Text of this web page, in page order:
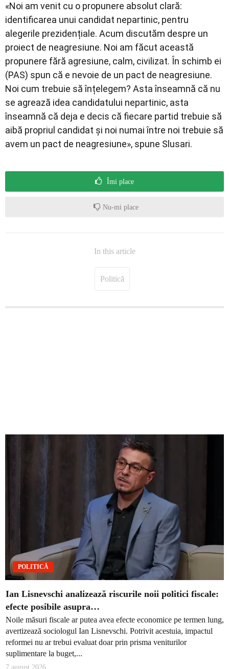
«Noi am venit cu o propunere absolut clară:
identificarea unui candidat nepartinic, pentru
alegerile prezidențiale. Acum discutăm despre un
proiect de neagresiune. Noi am făcut această
propunere fără agresiune, calm, civilizat. În schimb ei
(PAS) spun că e nevoie de un pact de neagresiune.
Noi cum trebuie să înțelegem? Asta înseamnă că nu
se agrează idea candidatului nepartinic, asta
înseamnă că deja e decis că fiecare partid trebuie să
aibă propriul candidat și noi numai între noi trebuie să
avem un pact de neagresiune», spune Slusari.
Îmi place
Nu-mi place
In this article
Politică
POLITICĂ
Ian Lisnevschi analizează riscurile noii politici fiscale:
efecte posibile asupra…
Noile măsuri fiscale ar putea avea efecte economice pe termen lung,
avertizează sociologul Ian Lisnevschi. Potrivit acestuia, impactul
reformei nu ar trebui evaluat doar prin prisma veniturilor
suplimentare la buget,...
7 august 2026